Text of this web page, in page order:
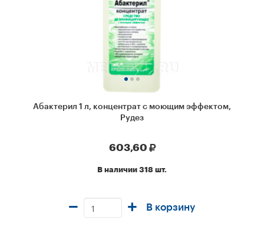
Абактерил 1 л, концентрат с моющим эффектом,
Рудез
603,60
В наличии 318 шт.
В корзину